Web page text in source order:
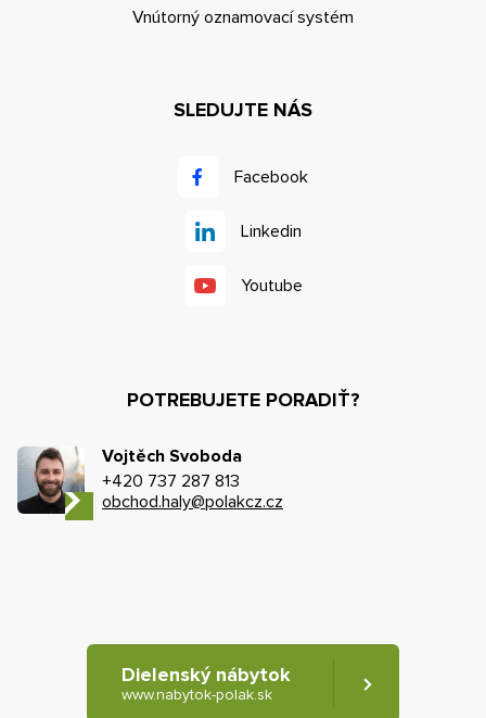
Vnútorný oznamovací systém
SLEDUJTE NÁS
Facebook
Linkedin
Youtube
POTREBUJETE PORADIŤ?
Vojtěch Svoboda
+420 737 287 813
obchod.haly@polakcz.cz
Dielenský nábytok
www.nabytok-polak.sk